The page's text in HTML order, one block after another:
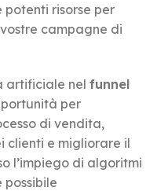
risorse per
campagne di
artificiale nel funnel
per
di vendita,
clienti e migliorare il
l’impiego di algoritmi